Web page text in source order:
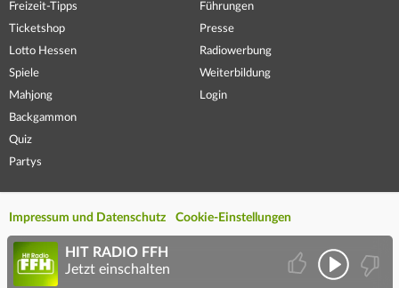
Freizeit-Tipps
Ticketshop
Lotto Hessen
Spiele
Mahjong
Backgammon
Quiz
Partys
Führungen
Presse
Radiowerbung
Weiterbildung
Login
Impressum und Datenschutz Cookie-Einstellungen
HIT RADIO FFH
Jetzt einschalten